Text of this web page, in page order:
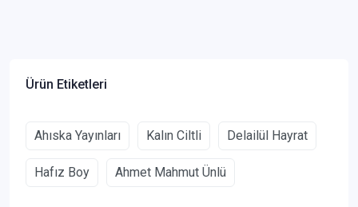
Ürün Etiketleri
Ahıska Yayınları Kalın Ciltli Delailül Hayrat
Hafız Boy Ahmet Mahmut Ünlü